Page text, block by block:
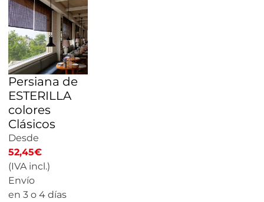
Persiana de
ESTERILLA
colores
Clásicos
Desde
52,45€
(IVA incl.)
Envío
en 3 o 4 días